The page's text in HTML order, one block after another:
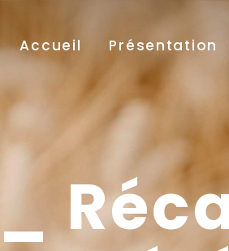
Accueil Présentation